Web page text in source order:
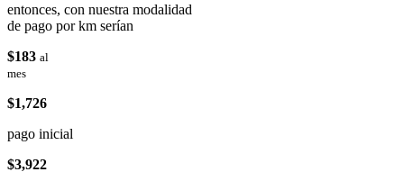
entonces, con nuestra modalidad
de pago por km serían
$183 al
mes
$1,726
pago inicial
$3,922